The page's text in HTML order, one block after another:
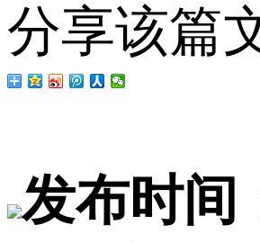
分享该篇
发布时间